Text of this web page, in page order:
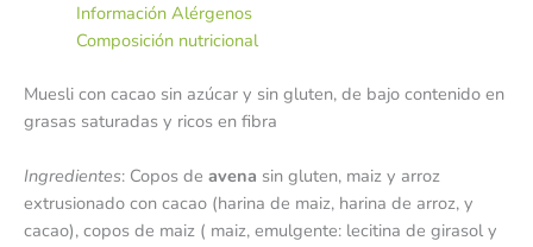
Información Alérgenos
Composición nutricional
Muesli con cacao sin azúcar y sin gluten, de bajo contenido en
grasas saturadas y ricos en fibra
Ingredientes: Copos de avena sin gluten, maiz y arroz
extrusionado con cacao (harina de maiz, harina de arroz, y
cacao), copos de maiz ( maiz, emulgente: lecitina de girasol y